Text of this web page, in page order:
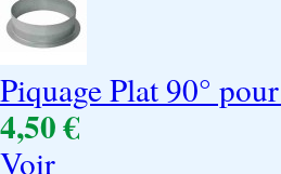
Piquage Plat 90°
4,50 €
Voir